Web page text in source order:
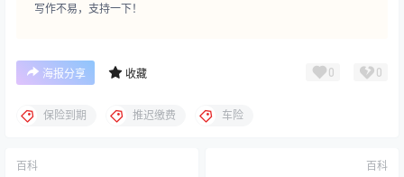
写作不易，支持一下！
海报分享 收藏 0 0
保险到期 推迟缴费 车险
百科 百科